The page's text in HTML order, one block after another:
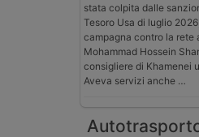
stata colpita dalle
Tesoro Usa di luglio
campagna contro la rete
Mohammad Hossein
consigliere di Khamenei
Aveva servizi anche …